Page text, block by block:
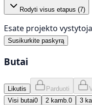
Rodyti visus etapus (7)
Esate projekto
Susikurkite paskyrą
Butai
Likutis Parduoti
Visi butai0 2 kamb. 0 3